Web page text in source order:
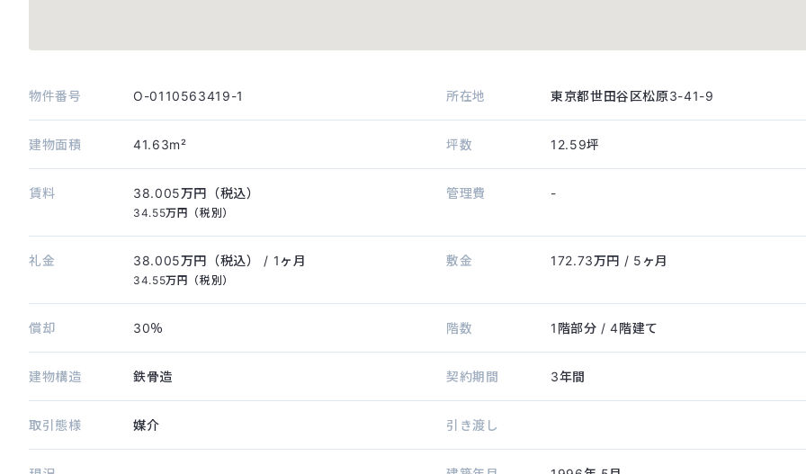
物件番号 O-0110563419-1 所在地 東京都世田谷区松原3-41-9
建物面積 41.63m² 坪数 12.59坪
賃料 38.005万円（税込）
34.55万円（税別）
管理費 -
礼金 38.005万円（税込） / 1ヶ月
34.55万円（税別）
敷金 172.73万円 / 5ヶ月
償却 30％ 階数 1階部分 / 4階建て
建物構造 鉄骨造 契約期間 3年間
取引態様 媒介 引き渡し